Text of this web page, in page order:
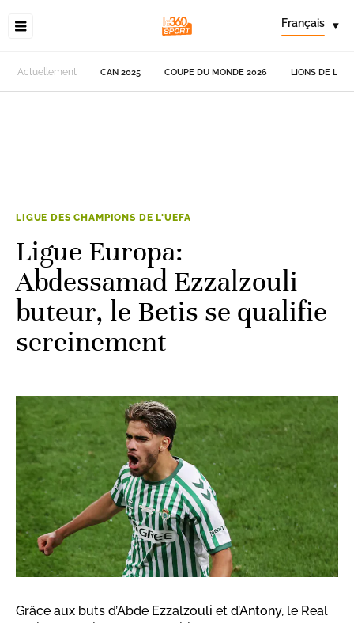
Français ▾
Actuellement CAN 2025 COUPE DU MONDE 2026 LIONS DE
LIGUE DES CHAMPIONS DE L'UEFA
Ligue Europa:
Abdessamad Ezzalzouli
buteur, le Betis se qualifie
sereinement
Grâce aux buts d’Abde Ezzalzouli et d’Antony, le Real